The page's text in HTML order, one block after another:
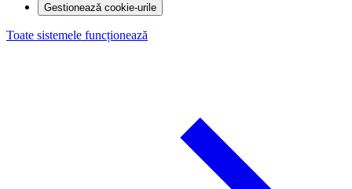
Gestionează cookie-urile
Toate sistemele funcționează